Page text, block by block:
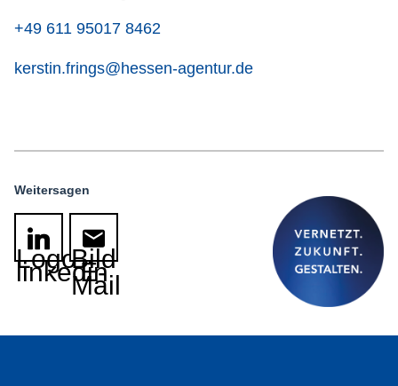
+49 611 95017 8462
kerstin.frings@hessen-agentur.de
Weitersagen
Logo
linkedin
Bild
E-
Mail